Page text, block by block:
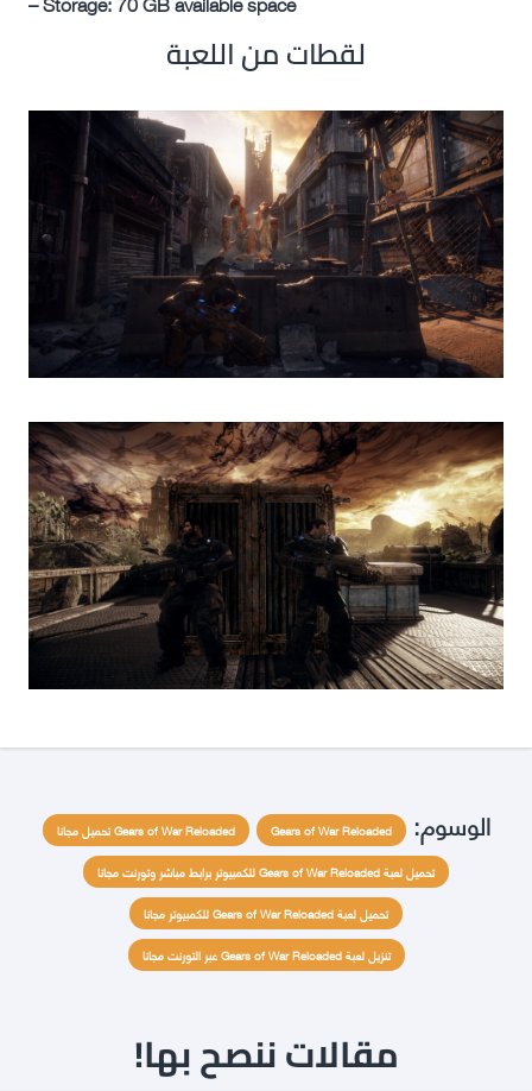
لقطات من اللعبة
الوسوم: Gears of War Reloaded
Gears of War Reloaded تحميل مجانا
تحميل لعبة Gears of War Reloaded للكمبيوتر برابط مباشر وتورنت مجانا
تحميل لعبة Gears of War Reloaded للكمبيوتر مجانا
تنزيل لعبة Gears of War Reloaded عبر التورنت مجانا
مقالات ننصح بها!